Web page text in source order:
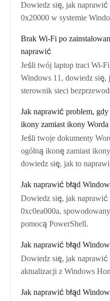
Dowiedz się, jak naprawić
0x20000 w systemie
Brak Wi-Fi po
naprawić
Jeśli twój laptop traci Wi-
Windows 11, dowiedz się,
sterownik sieci
Jak naprawić problem,
ikony zamiast ikony Worda
Jeśli twoje dokumenty
ogólną ikonę zamiast
dowiedz się, jak to
Jak naprawić błąd
Dowiedz się, jak naprawić
0xc0ea000a,
pomocą PowerShell.
Jak naprawić błąd
Dowiedz się, jak naprawić
aktualizacji z Windows
Jak naprawić błąd